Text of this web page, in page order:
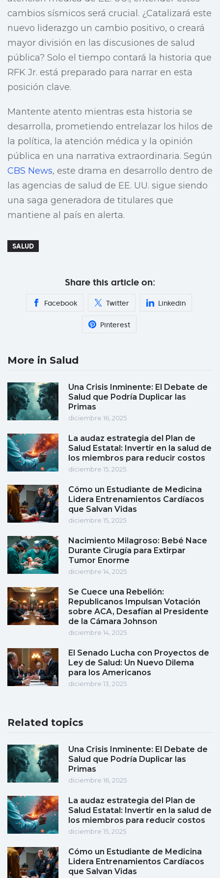
cambios sísmicos será crucial. ¿Catalizará este
nuevo liderazgo un cambio positivo, o creará
mayor división en las discusiones de salud
pública? Solo el tiempo contará la historia que
RFK Jr. está preparado para narrar en esta
posición clave.
Mantente atento mientras esta historia se
desarrolla, prometiendo entrelazar los hilos de
la política, la atención médica y la opinión
pública en una narrativa extraordinaria. Según
CBS News, este drama en desarrollo dentro de
las agencias de salud de EE. UU. sigue siendo
una saga generadora de titulares que
mantiene al país en alerta.
SALUD
Share this article on:
Facebook Twitter Linkedin
Pinterest
More in Salud
Una Crisis Inminente: El Debate de
Salud que Podría Duplicar las
Primas
diciembre 16, 2025
La audaz estrategia del Plan de
Salud Estatal: Invertir en la salud de
los miembros para reducir costos
diciembre 15, 2025
Cómo un Estudiante de Medicina
Lidera Entrenamientos Cardíacos
que Salvan Vidas
diciembre 15, 2025
Nacimiento Milagroso: Bebé Nace
Durante Cirugía para Extirpar
Tumor Enorme
diciembre 14, 2025
Se Cuece una Rebelión:
Republicanos Impulsan Votación
sobre ACA, Desafían al Presidente
de la Cámara Johnson
diciembre 14, 2025
El Senado Lucha con Proyectos de
Ley de Salud: Un Nuevo Dilema
para los Americanos
diciembre 13, 2025
Related topics
Una Crisis Inminente: El Debate de
Salud que Podría Duplicar las
Primas
diciembre 16, 2025
La audaz estrategia del Plan de
Salud Estatal: Invertir en la salud de
los miembros para reducir costos
diciembre 15, 2025
Cómo un Estudiante de Medicina
Lidera Entrenamientos Cardíacos
que Salvan Vidas